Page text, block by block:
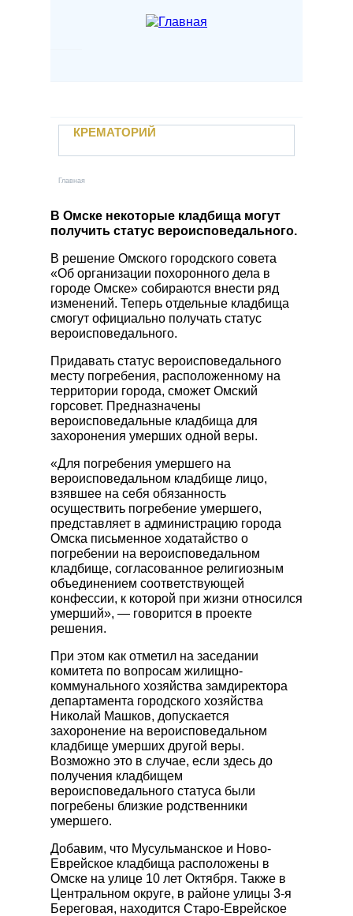
Отзывы
Контакты
Новости
Учебный центр
Вакансии
Электронный паспорт захоронения
Личный кабинет
Заказать услугу
Вы здесь
Главная
КРЕМАТОРИЙ
Кремация
Залы прощания
Поминальные трапезные
Автотранспорт предприятия
Уход за местами захоронений
Прижизненный договор
КАТАЛОГ РИТУАЛЬНЫХ
ПРИНАДЛЕЖНОСТЕЙ
Гробы
Памятники
Швейная продукция
Другие ритуальные принадлежности
Металлоизделия
В Омске некоторые кладбища могут
получить статус вероисповедального.
В решение Омского городского совета
«Об организации похоронного дела в
городе Омске» собираются внести ряд
изменений. Теперь отдельные кладбища
смогут официально получать статус
вероисповедального.
Придавать статус вероисповедального
месту погребения, расположенному на
территории города, сможет Омский
горсовет. Предназначены
вероисповедальные кладбища для
захоронения умерших одной веры.
«Для погребения умершего на
вероисповедальном кладбище лицо,
взявшее на себя обязанность
осуществить погребение умершего,
представляет в администрацию города
Омска письменное ходатайство о
погребении на вероисповедальном
кладбище, согласованное религиозным
объединением соответствующей
конфессии, к которой при жизни относился
умерший», — говорится в проекте
решения.
При этом как отметил на заседании
комитета по вопросам жилищно-
коммунального хозяйства замдиректора
департамента городского хозяйства
Николай Машков, допускается
захоронение на вероисповедальном
кладбище умерших другой веры.
Возможно это в случае, если здесь до
получения кладбищем
вероисповедального статуса были
погребены близкие родственники
умершего.
Добавим, что Мусульманское и Ново-
Еврейское кладбища расположены в
Омске на улице 10 лет Октября. Также в
Центральном округе, в районе улицы 3-я
Береговая, находится Старо-Еврейское